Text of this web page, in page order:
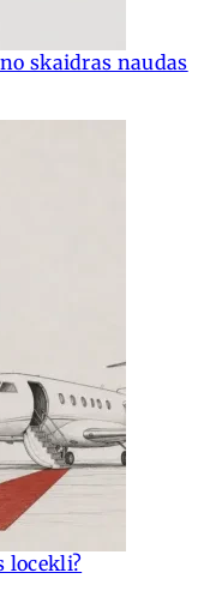
skaidras naudas
locekli?